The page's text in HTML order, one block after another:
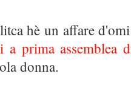
hè un affare
a prima assemblea
donna.